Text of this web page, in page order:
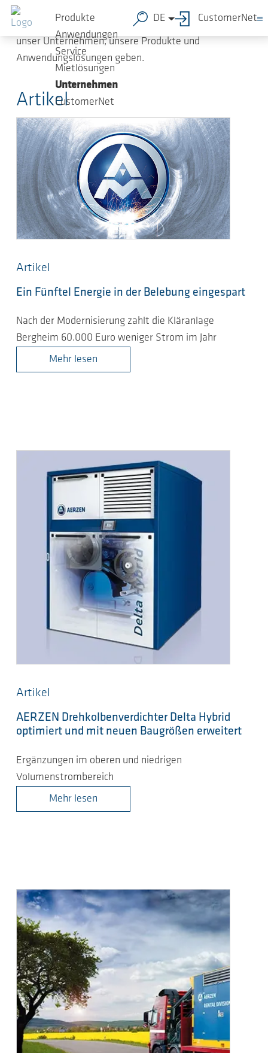
Zum Hauptinhalt springen
Produkte
Anwendungen
Service
Mietlösungen
Unternehmen
CustomerNet
DE CustomerNet
Mit der Kundenzeitung „AERZEN com.press“
möchten wir Ihnen umfassende Informationen über
unser Unternehmen, unsere Produkte und
Anwendungslösungen geben.
Artikel
Artikel
Ein Fünftel Energie in der Belebung eingespart
Nach der Modernisierung zahlt die Kläranlage
Bergheim 60.000 Euro weniger Strom im Jahr
Mehr lesen
Artikel
AERZEN Drehkolbenverdichter Delta Hybrid
optimiert und mit neuen Baugrößen erweitert
Ergänzungen im oberen und niedrigen
Volumenstrombereich
Mehr lesen